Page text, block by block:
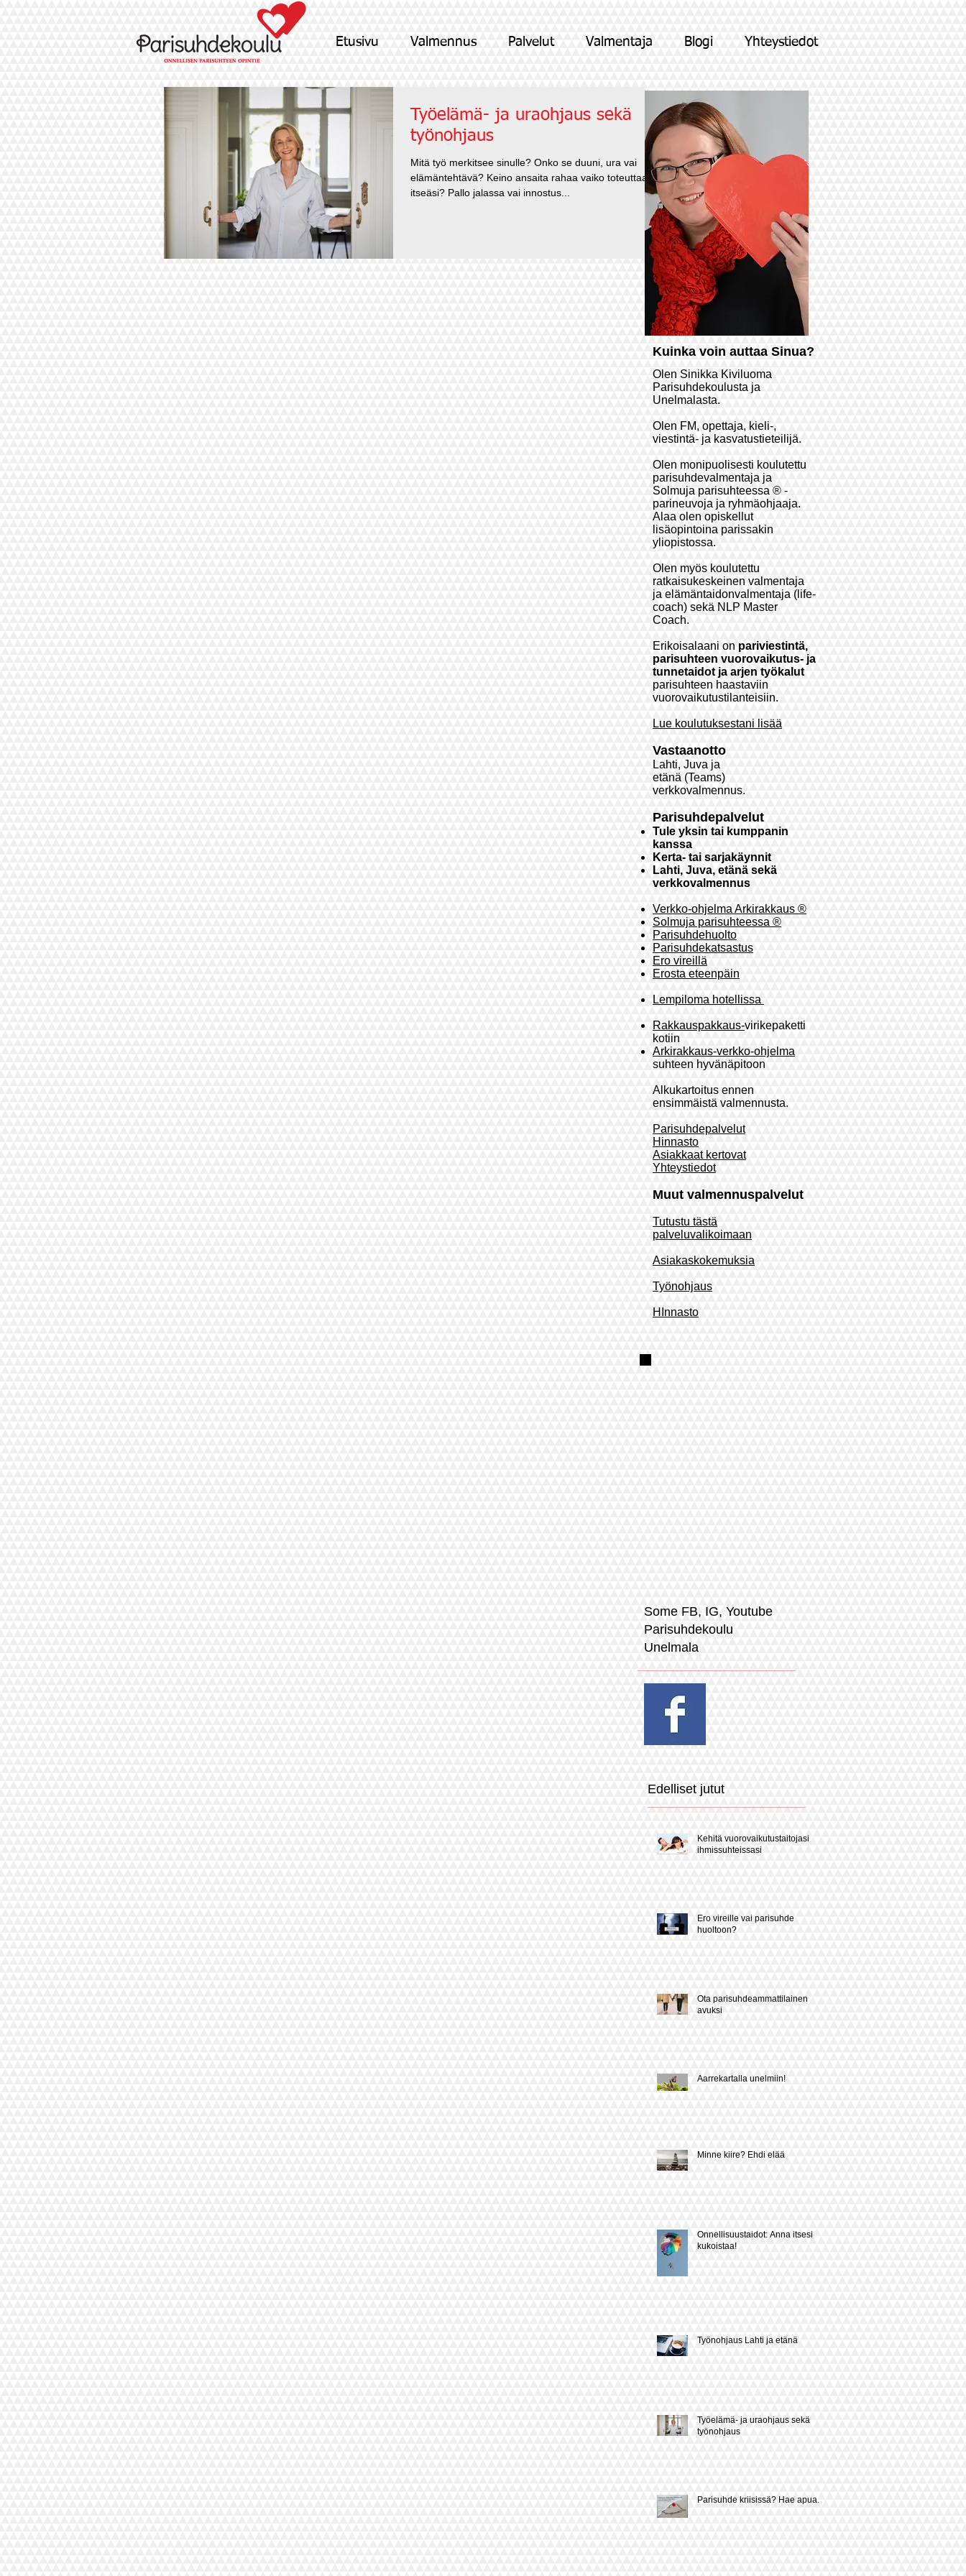
Etusivu Valmennus Palvelut Valmentaja Blogi Yhteystiedot
Työelämä- ja uraohjaus sekä
työnohjaus
Mitä työ merkitsee sinulle? Onko se duuni, ura vai
elämäntehtävä? Keino ansaita rahaa vaiko toteuttaa
itseäsi? Pallo jalassa vai innostus...
Kuinka voin auttaa Sinua?
Olen Sinikka Kiviluoma
Parisuhdekoulusta ja
Unelmalasta.
Olen FM, opettaja, kieli-,
viestintä- ja kasvatustieteilijä.
Olen monipuolisesti koulutettu
parisuhdevalmentaja ja
Solmuja parisuhteessa ® -
parineuvoja ja ryhmäohjaaja.
Alaa olen opiskellut
lisäopintoina parissakin
yliopistossa.
Olen myös koulutettu
ratkaisukeskeinen valmentaja
ja elämäntaidonvalmentaja (life-
coach) sekä NLP Master
Coach.
Erikoisalaani on pariviestintä,
parisuhteen vuorovaikutus- ja
tunnetaidot ja arjen työkalut
parisuhteen haastaviin
vuorovaikutustilanteisiin.
Lue koulutuksestani lisää
Vastaanotto
Lahti, Juva ja
etänä (Teams)
verkkovalmennus.
Parisuhdepalvelut
Tule yksin tai kumppanin
kanssa
Kerta- tai sarjakäynnit
Lahti, Juva, etänä sekä
verkkovalmennus
Verkko-ohjelma Arkirakkaus ®
Solmuja parisuhteessa ®
Parisuhdehuolto
Parisuhdekatsastus
Ero vireillä
Erosta eteenpäin
Lempiloma hotellissa
Rakkauspakkaus-virikepaketti
kotiin
Arkirakkaus-verkko-ohjelma
suhteen hyvänäpitoon
Alkukartoitus ennen
ensimmäistä valmennusta.
Parisuhdepalvelut
Hinnasto
Asiakkaat kertovat
Yhteystiedot
Muut valmennuspalvelut
Tutustu tästä
palveluvalikoimaan
Asiakaskokemuksia
Työnohjaus
HInnasto
Some FB, IG, Youtube
Parisuhdekoulu
Unelmala
Edelliset jutut
Kehitä vuorovaikutustaitojasi
ihmissuhteissasi
Ero vireille vai parisuhde
huoltoon?
Ota parisuhdeammattilainen
avuksi
Aarrekartalla unelmiin!
Minne kiire? Ehdi elää
Onnellisuustaidot: Anna itsesi
kukoistaa!
Työnohjaus Lahti ja etänä
Työelämä- ja uraohjaus sekä
työnohjaus
Parisuhde kriisissä? Hae apua.